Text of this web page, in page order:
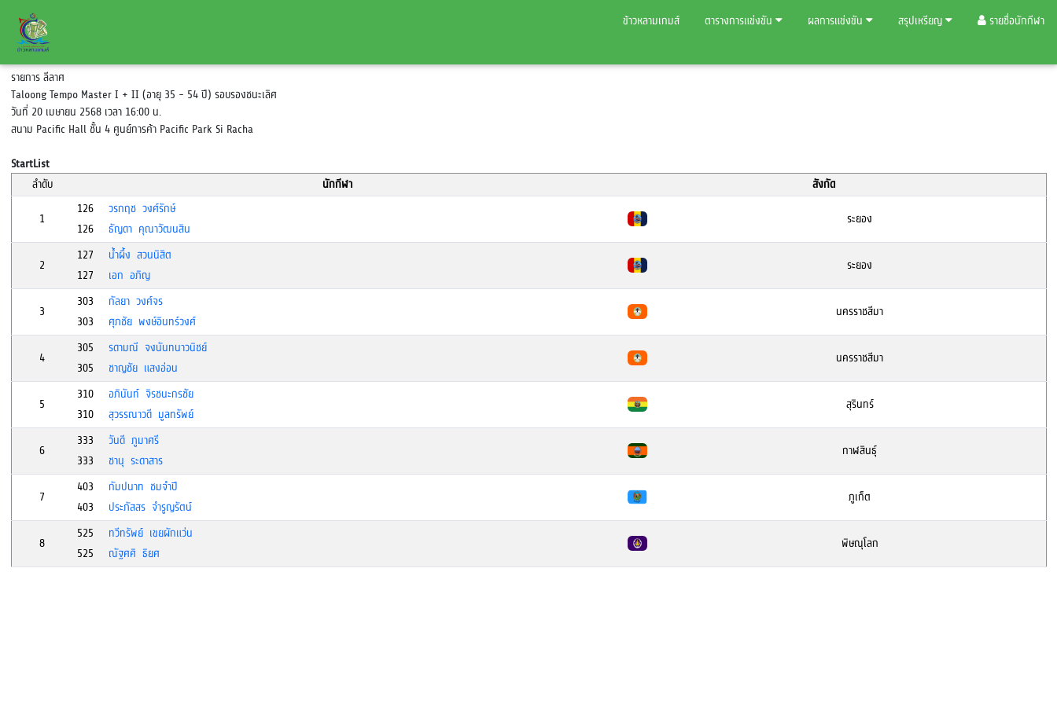
ข้าวหลามเกมส์ ตารางการแข่งขัน ผลการแข่งขัน สรุปเหรียญ รายชื่อนักกีฬา
รายการ ลีลาศ
Taloong Tempo Master I + II (อายุ 35 - 54 ปี) รอบรองชนะเลิศ
วันที่ 20 เมษายน 2568 เวลา 16:00 น.
สนาม Pacific Hall ชั้น 4 ศูนย์การค้า Pacific Park Si Racha
StartList
ลำดับ
นักกีฬา สังกัด
1
126
วรกฤช วงศ์รักษ์
126
ธัญดา คุณาวัฒนสิน
ระยอง
2
127
น้ำผึ้ง สวนนิสิต
127
เอก อภิญ
ระยอง
3
303
กัลยา วงศ์จร
303
ศุภชัย พงษ์อินทร์วงศ์
นครราชสีมา
4
305
รดามณี จงนันทนาวนิชย์
305
ชาญชัย แสงอ่อน
นครราชสีมา
5
310
อภินันท์ จิรชนะกรชัย
310
สุวรรณาวดี มูลทรัพย์
สุรินทร์
6
333
วันดี ภูมาศรี
333
ชานุ ระดาสาร
กาฬสินธุ์
7
403
กัมปนาท ชมจำปี
403
ประภัสสร จำรูญรัตน์
ภูเก็ต
8
525
ทวีทรัพย์ เขยผักแว่น
525
ณัฐศศิ ธิยศ
พิษณุโลก